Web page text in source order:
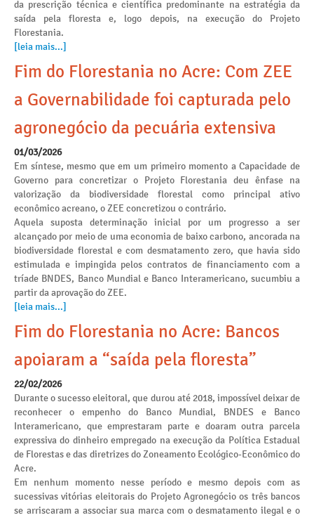
da prescrição técnica e científica predominante na estratégia da
saída pela floresta e, logo depois, na execução do Projeto
Florestania.
[leia mais...]
Fim do Florestania no Acre: Com ZEE
a Governabilidade foi capturada pelo
agronegócio da pecuária extensiva
01/03/2026
Em síntese, mesmo que em um primeiro momento a Capacidade de
Governo para concretizar o Projeto Florestania deu ênfase na
valorização da biodiversidade florestal como principal ativo
econômico acreano, o ZEE concretizou o contrário.
Aquela suposta determinação inicial por um progresso a ser
alcançado por meio de uma economia de baixo carbono, ancorada na
biodiversidade florestal e com desmatamento zero, que havia sido
estimulada e impingida pelos contratos de financiamento com a
tríade BNDES, Banco Mundial e Banco Interamericano, sucumbiu a
partir da aprovação do ZEE.
[leia mais...]
Fim do Florestania no Acre: Bancos
apoiaram a “saída pela floresta”
22/02/2026
Durante o sucesso eleitoral, que durou até 2018, impossível deixar de
reconhecer o empenho do Banco Mundial, BNDES e Banco
Interamericano, que emprestaram parte e doaram outra parcela
expressiva do dinheiro empregado na execução da Política Estadual
de Florestas e das diretrizes do Zoneamento Ecológico-Econômico do
Acre.
Em nenhum momento nesse período e mesmo depois com as
sucessivas vitórias eleitorais do Projeto Agronegócio os três bancos
se arriscaram a associar sua marca com o desmatamento ilegal e o